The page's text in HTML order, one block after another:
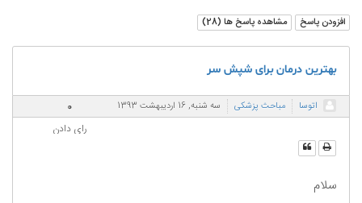
افزودن پاسخ مشاهده پاسخ ها (28
)
بهترین درمان برای شپش سر
0
رای دادن
اتوسا مباحث پزشکی سه شنبه, 16 ارديبهشت 1393
سلام